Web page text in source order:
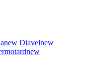
new Diavelnew
new